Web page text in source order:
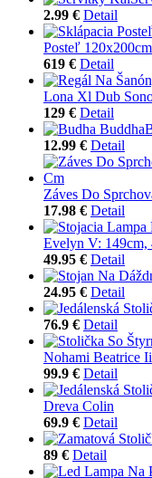
2.99 € Detail
Posteľ
619 € Detail
Lona Xl Dub
129 € Detail
12.99 € Detail
Záves Do
17.98 € Detail
Evelyn V: 149cm,
49.95 € Detail
24.95 € Detail
76.9 € Detail
Nohami Beatrice Ii
99.9 € Detail
Dreva Colin
69.9 € Detail
89 € Detail